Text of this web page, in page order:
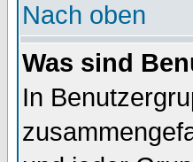
Nach oben
Was sind
In